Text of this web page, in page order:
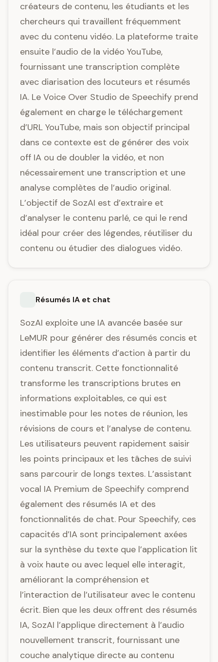
créateurs de contenu, les étudiants et les
chercheurs qui travaillent fréquemment
avec du contenu vidéo. La plateforme traite
ensuite l’audio de la vidéo YouTube,
fournissant une transcription complète
avec diarisation des locuteurs et résumés
IA. Le Voice Over Studio de Speechify prend
également en charge le téléchargement
d’URL YouTube, mais son objectif principal
dans ce contexte est de générer des voix
off IA ou de doubler la vidéo, et non
nécessairement une transcription et une
analyse complètes de l’audio original.
L’objectif de SozAI est d’extraire et
d’analyser le contenu parlé, ce qui le rend
idéal pour créer des légendes, réutiliser du
contenu ou étudier des dialogues vidéo.
Résumés IA et chat
SozAI exploite une IA avancée basée sur
LeMUR pour générer des résumés concis et
identifier les éléments d’action à partir du
contenu transcrit. Cette fonctionnalité
transforme les transcriptions brutes en
informations exploitables, ce qui est
inestimable pour les notes de réunion, les
révisions de cours et l’analyse de contenu.
Les utilisateurs peuvent rapidement saisir
les points principaux et les tâches de suivi
sans parcourir de longs textes. L’assistant
vocal IA Premium de Speechify comprend
également des résumés IA et des
fonctionnalités de chat. Pour Speechify, ces
capacités d’IA sont principalement axées
sur la synthèse du texte que l’application lit
à voix haute ou avec lequel elle interagit,
améliorant la compréhension et
l’interaction de l’utilisateur avec le contenu
écrit. Bien que les deux offrent des résumés
IA, SozAI l’applique directement à l’audio
nouvellement transcrit, fournissant une
couche analytique directe au contenu